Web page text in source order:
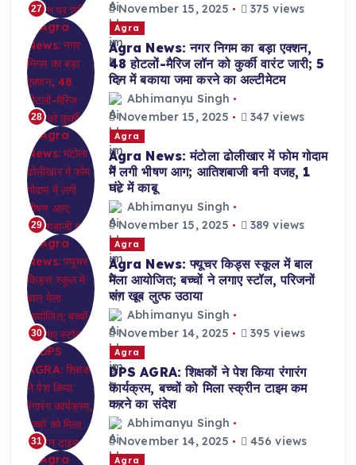
27
November 15, 2025
375 views
28
Agra
Agra News: नगर निगम का बड़ा एक्शन,
48 होटलों-मैरिज लॉन को कुर्की वारंट जारी; 5
दिन में बकाया जमा करने का अल्टीमेटम
Abhimanyu Singh
November 15, 2025
347 views
29
Agra
Agra News: मंटोला ढोलीखार में फोम गोदाम
में लगी भीषण आग; आतिशबाजी बनी वजह, 1
घंटे में काबू
Abhimanyu Singh
November 15, 2025
389 views
30
Agra
Agra News: फ्यूचर किड्स स्कूल में बाल
मेला आयोजित; बच्चों ने लगाए स्टॉल, परिजनों
संग खूब लुत्फ उठाया
Abhimanyu Singh
November 14, 2025
395 views
31
Agra
DPS AGRA: शिक्षकों ने पेश किया रंगारंग
कार्यक्रम, बच्चों को मिला स्क्रीन टाइम कम
करने का संदेश
Abhimanyu Singh
November 14, 2025
456 views
Agra